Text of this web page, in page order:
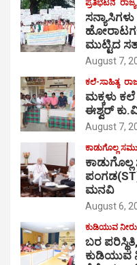
ಪ್ರತಿಭಟನೆ ರಾಜ್ಯ
ಮುಟ್ಟಿದ
August 7,
ಕಲೆ-ಸಾಹಿತ್ಯ
ಮಕ್ಕಳು
ಈಶ್ವರ್
August 7,
ಕಾಡುಗೊಲ್ಲ
ಮನವಿ
August 6,
ಕುಡಿಯುವ ನೀರು
ಬರ
ಕುಡಿಯುವ